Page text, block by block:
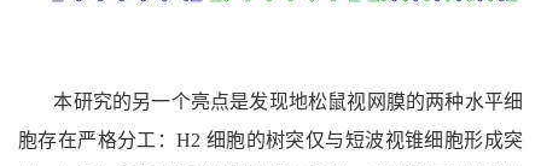
本研究的另一个亮点是发现地松鼠视网膜的两种水平细
胞存在严格分工：H2 细胞的树突仅与短波视锥细胞形成突